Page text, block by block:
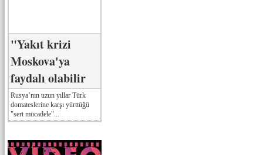
"Yakıt krizi
Moskova'ya
faydalı olabilir
Rusya’nın uzun yıllar Türk
domateslerine karşı yürttüğü
"sert mücadele"...